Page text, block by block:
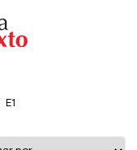
E1